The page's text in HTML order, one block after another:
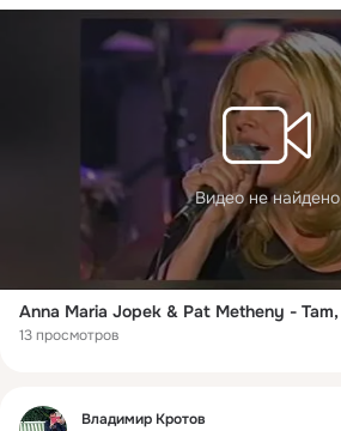
Видео не найдено
13 просмотров
Фид
Владимир Кротов